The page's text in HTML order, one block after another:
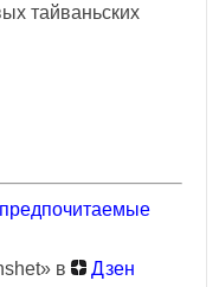
тайваньских
предпочитаемые
в
Дзен